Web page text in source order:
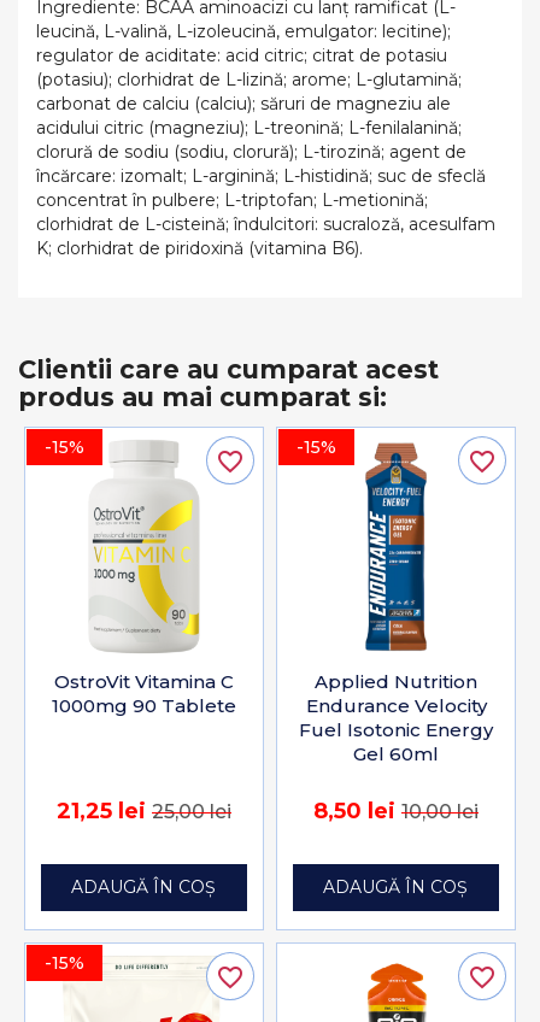
Ingrediente: BCAA aminoacizi cu lanț ramificat (L-
leucină, L-valină, L-izoleucină, emulgator: lecitine);
regulator de aciditate: acid citric; citrat de potasiu
(potasiu); clorhidrat de L-lizină; arome; L-glutamină;
carbonat de calciu (calciu); săruri de magneziu ale
acidului citric (magneziu); L-treonină; L-fenilalanină;
clorură de sodiu (sodiu, clorură); L-tirozină; agent de
încărcare: izomalt; L-arginină; L-histidină; suc de sfeclă
concentrat în pulbere; L-triptofan; L-metionină;
clorhidrat de L-cisteină; îndulcitori: sucraloză, acesulfam
K; clorhidrat de piridoxină (vitamina B6).
Clientii care au cumparat acest
produs au mai cumparat si:
-15%
OstroVit Vitamina C
1000mg 90 Tablete
21,25 lei 25,00 lei
ADAUGĂ ÎN COȘ
favorite_border -15%
Applied Nutrition
Endurance Velocity
Fuel Isotonic Energy
Gel 60ml
8,50 lei 10,00 lei
ADAUGĂ ÎN COȘ
favorite_border
-15% favorite_border favorite_border